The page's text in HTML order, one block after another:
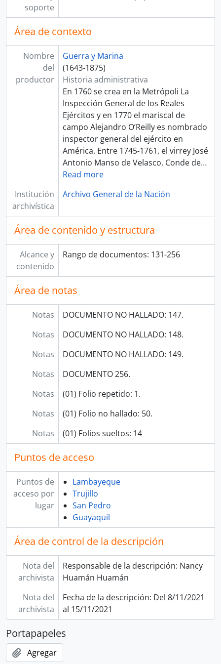
[Unidad documental simple] Intento de asalto al Real Felipe
[Unidad documental simple] Salario
[Unidad documental simple] Falta de soldados
[Unidad documental simple] Estado del batallón
[Unidad documental simple] Vacante
[Unidad documental simple] Presos
[Unidad documental simple] Nombramiento
[Unidad documental compuesta] Licencia
[Unidad documental compuesta] Licencia de traslado
[Unidad documental simple] Descuentos
[Unidad documental simple] Pasaporte
[Unidad documental simple] Obras
[Unidad documental simple] Asuntos militares
[Unidad documental simple] Pago de haberes
[Unidad documental simple] Reemplazo de piquete
[Unidad documental simple] Devolución de trabajadores
[Unidad documental simple] Propuestas de empleo
[Unidad documental simple] Envío de copias
[Unidad documental simple] Relación de gastos
[Unidad documental simple] Recibo
[Unidad documental simple] Descuento
[Unidad documental simple] Pago por arrendamiento
[Unidad documental simple] Lista
[Unidad documental simple] Certificado
[Unidad documental simple] Renuncia
[Unidad documental simple] Empleo
[Unidad documental simple] Asuntos militares
[Unidad documental simple] Envío de esquela/descargos
[Unidad documental simple] Promoción de grados
[Unidad documental simple] Envío de copias de libros
[Unidad documental simple] Envío de copias
[Unidad documental simple] Expedición de Chile
[Unidad documental simple] Certificación
[Unidad documental simple] Empleo vacante
[Unidad documental simple] Acuse de recibo
[Unidad documental simple] Propuesta a cargos
[Unidad documental simple] Fallecimiento
[Unidad documental simple] Representación
soporte
Área de contexto
Nombre
del
productor
Guerra y Marina
(1643-1875)
Historia administrativa
En 1760 se crea en la Metrópoli La
Inspección General de los Reales
Ejércitos y en 1770 el mariscal de
campo Alejandro O’Reilly es nombrado
inspector general del ejército en
América. Entre 1745-1761, el virrey José
Antonio Manso de Velasco, Conde de…
Read more
Institución
archivística
Archivo General de la Nación
Área de contenido y estructura
Alcance y
contenido
Rango de documentos: 131-256
Área de notas
Notas
DOCUMENTO NO HALLADO: 147.
Notas
DOCUMENTO NO HALLADO: 148.
Notas
DOCUMENTO NO HALLADO: 149.
Notas
DOCUMENTO 256.
Notas
(01) Folio repetido: 1.
Notas
(01) Folio no hallado: 50.
Notas
(01) Folios sueltos: 14
Puntos de acceso
Puntos de
acceso por
lugar
Lambayeque
Trujillo
San Pedro
Guayaquil
Área de control de la descripción
Nota del
archivista
Responsable de la descripción: Nancy
Huamán Huamán
Nota del
archivista
Fecha de la descripción: Del 8/11/2021
al 15/11/2021
Portapapeles
Agregar